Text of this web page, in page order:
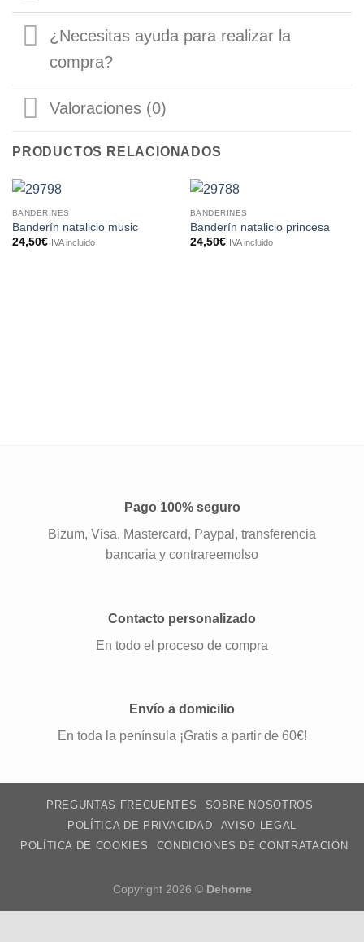
¿Necesitas ayuda para realizar la
compra?
Valoraciones (0)
PRODUCTOS RELACIONADOS
BANDERINES
Banderín natalicio music
24,50€ IVA incluido
BANDERINES
Banderín natalicio princesa
24,50€ IVA incluido
Pago 100% seguro
Bizum, Visa, Mastercard, Paypal, transferencia
bancaria y contrareemolso
Contacto personalizado
En todo el proceso de compra
Envío a domicilio
En toda la península ¡Gratis a partir de 60€!
PREGUNTAS FRECUENTES
SOBRE NOSOTROS
POLÍTICA DE PRIVACIDAD
AVISO LEGAL
POLÍTICA DE COOKIES
CONDICIONES DE CONTRATACIÓN
Copyright 2026 © Dehome